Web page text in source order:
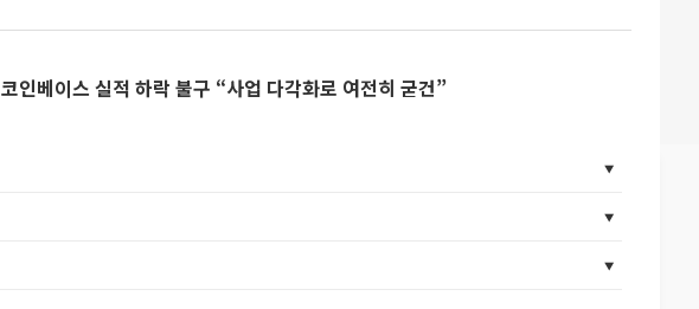
코인베이스 실적 하락 불구 “사업 다각화로 여전히 굳건”